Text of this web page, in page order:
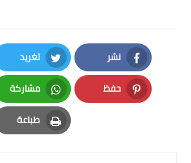
نشر
Facebook
تغريد
Twitter
حفظ
Pinterest
مشاركة
Whatsapp
طباعة
Print